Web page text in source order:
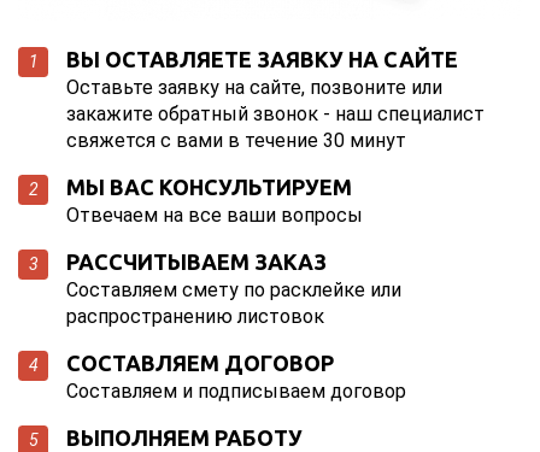
1 ВЫ ОСТАВЛЯЕТЕ ЗАЯВКУ НА САЙТЕ
Оставьте заявку на сайте, позвоните или
закажите обратный звонок - наш специалист
свяжется с вами в течение 30 минут
2 МЫ ВАС КОНСУЛЬТИРУЕМ
Отвечаем на все ваши вопросы
3 РАССЧИТЫВАЕМ ЗАКАЗ
Составляем смету по расклейке или
распространению листовок
4 СОСТАВЛЯЕМ ДОГОВОР
Составляем и подписываем договор
5 ВЫПОЛНЯЕМ РАБОТУ